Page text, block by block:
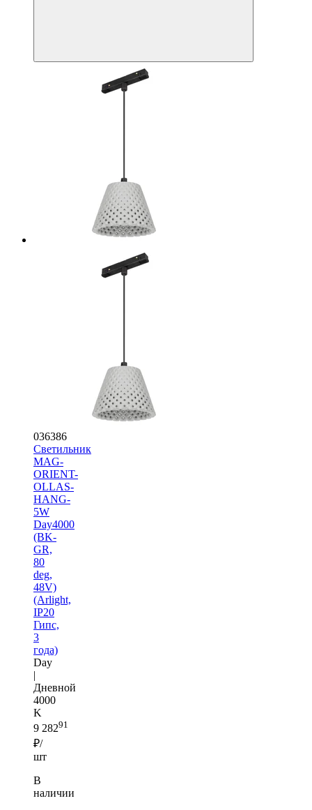
036386
Светильник
MAG-
ORIENT-
OLLAS-
HANG-
5W
Day4000
(BK-
GR,
80
deg,
48V)
(Arlight,
IP20
Гипс,
3
года)
Day
|
Дневной
4000
K
9 28291
₽/
шт
В
наличии